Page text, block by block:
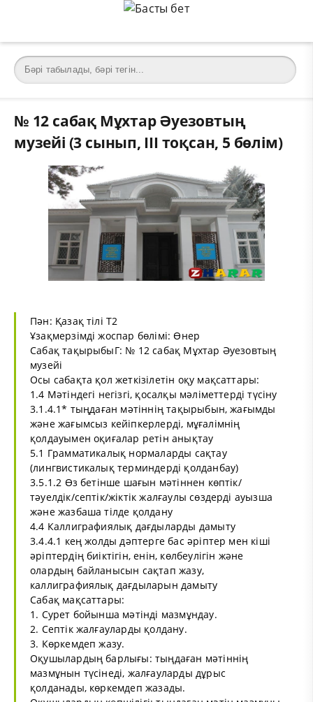
№ 12 сабақ Мұхтар Әуезовтың
музейі (3 сынып, III тоқсан, 5 бөлім)
Пән: Қазақ тілі Т2
Ұзақмерзімді жоспар бөлімі: Өнер
Сабақ тақырыбыГ: № 12 сабақ Мұхтар Әуезовтың
музейі
Осы сабақта қол жеткізілетін оқу мақсаттары:
1.4 Мәтіндегі негізгі, қосалқы мәліметтерді түсіну
3.1.4.1* тыңдаған мәтіннің тақырыбын, жағымды
және жағымсыз кейіпкерлерді, мұғалімнің
қолдауымен оқиғалар ретін анықтау
5.1 Грамматикалық нормаларды сақтау
(лингвистикалық терминдерді қолданбау)
3.5.1.2 Өз бетінше шағын мәтіннен көптік/
тәуелдік/септік/жіктік жалғаулы сөздерді ауызша
және жазбаша тілде қолдану
4.4 Каллиграфиялық дағдыларды дамыту
3.4.4.1 кең жолды дәптерге бас әріптер мен кіші
әріптердің биіктігін, енін, көлбеулігін және
олардың байланысын сақтап жазу,
каллиграфиялық дағдыларын дамыту
Сабақ мақсаттары:
1. Сурет бойынша мәтінді мазмұндау.
2. Септік жалғауларды қолдану.
3. Көркемдеп жазу.
Оқушылардың барлығы: тыңдаған мәтіннің
мазмұнын түсінеді, жалғауларды дұрыс
қолданады, көркемдеп жазады.